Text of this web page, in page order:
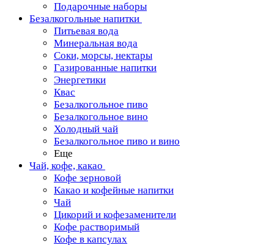
Подарочные наборы
Безалкогольные напитки
Питьевая вода
Минеральная вода
Соки, морсы, нектары
Газированные напитки
Энергетики
Квас
Безалкогольное пиво
Безалкогольное вино
Холодный чай
Безалкогольное пиво и вино
Еще
Чай, кофе, какао
Кофе зерновой
Какао и кофейные напитки
Чай
Цикорий и кофезаменители
Кофе растворимый
Кофе в капсулах